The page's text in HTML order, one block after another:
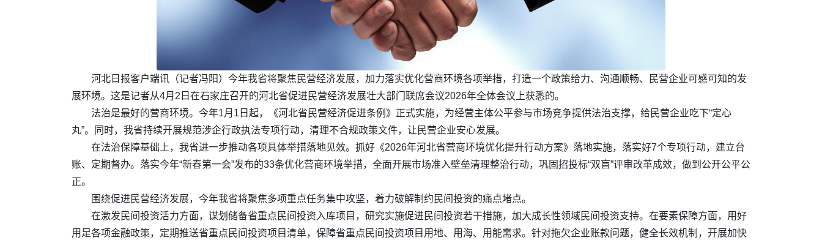
河北日报客户端讯（记者冯阳）今年我省将聚焦民营经济发展，加力落实优化营商环境各项举措，打造一个政策给力、沟通顺畅、民营企业可感可知的发
展环境。这是记者从4月2日在石家庄召开的河北省促进民营经济发展壮大部门联席会议2026年全体会议上获悉的。
法治是最好的营商环境。今年1月1日起，《河北省民营经济促进条例》正式实施，为经营主体公平参与市场竞争提供法治支撑，给民营企业吃下“定心
丸”。同时，我省持续开展规范涉企行政执法专项行动，清理不合规政策文件，让民营企业安心发展。
在法治保障基础上，我省进一步推动各项具体举措落地见效。抓好《2026年河北省营商环境优化提升行动方案》落地实施，落实好7个专项行动，建立台
账、定期督办。落实今年“新春第一会”发布的33条优化营商环境举措，全面开展市场准入壁垒清理整治行动，巩固招投标“双盲”评审改革成效，做到公开公平公
正。
围绕促进民营经济发展，今年我省将聚焦多项重点任务集中攻坚，着力破解制约民间投资的痛点堵点。
在激发民间投资活力方面，谋划储备省重点民间投资入库项目，研究实施促进民间投资若干措施，加大成长性领域民间投资支持。在要素保障方面，用好
用足各项金融政策，定期推送省重点民间投资项目清单，保障省重点民间投资项目用地、用海、用能需求。针对拖欠企业账款问题，健全长效机制，开展加快